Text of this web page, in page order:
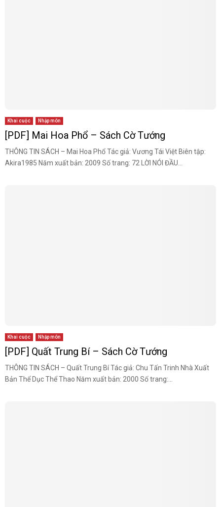
Khai cuộc Nhập môn
[PDF] Mai Hoa Phổ – Sách Cờ Tướng
THÔNG TIN SÁCH – Mai Hoa Phổ Tác giả: Vương Tái Việt Biên tập:
Akira1985 Năm xuất bản: 2009 Số trang: 72 LỜI NÓI ĐẦU...
Khai cuộc Nhập môn
[PDF] Quất Trung Bí – Sách Cờ Tướng
THÔNG TIN SÁCH – Quất Trung Bí Tác giả: Chu Tấn Trinh Nhà Xuất
Bản Thể Dục Thể Thao Năm xuất bản: 2000 Số trang:...